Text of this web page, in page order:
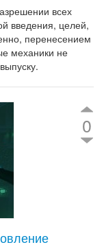
всех
введения, целей,
перенесением
механики не
0